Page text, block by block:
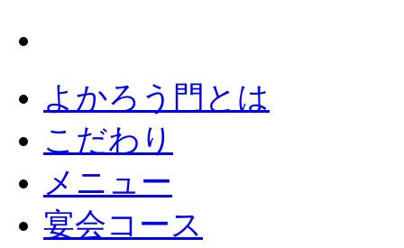
よかろう門とは
こだわり
メニュー
宴会コース